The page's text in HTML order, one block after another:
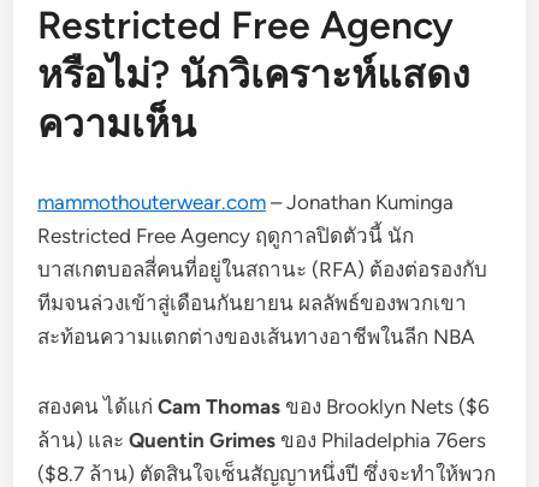
Restricted Free Agency
หรือไม่? นักวิเคราะห์แสดง
ความเห็น
mammothouterwear.com – Jonathan Kuminga
Restricted Free Agency ฤดูกาลปิดตัวนี้ นัก
บาสเกตบอลสี่คนที่อยู่ในสถานะ (RFA) ต้องต่อรองกับ
ทีมจนล่วงเข้าสู่เดือนกันยายน ผลลัพธ์ของพวกเขา
สะท้อนความแตกต่างของเส้นทางอาชีพในลีก NBA
สองคน ได้แก่Cam Thomas ของ Brooklyn Nets ($6
ล้าน) และQuentin Grimes ของ Philadelphia 76ers
($8.7 ล้าน) ตัดสินใจเซ็นสัญญาหนึ่งปี ซึ่งจะทำให้พวก